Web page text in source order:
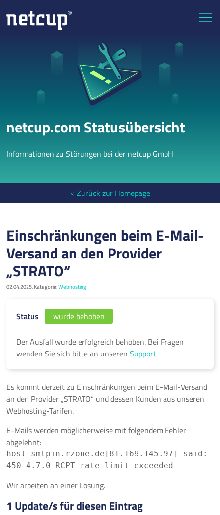
netcup.com Statusübersicht
Informationen zu Störungen bei der netcup GmbH
< Zurück zur Homepage
Einschränkungen beim E-Mail-
Versand an den Provider
„STRATO“
02.04.2025, Kategorie:Webhosting
Status wurde behoben
Der Ausfall wurde erfolgreich behoben. Bei Fragen
wenden Sie sich bitte an unseren Support
Es kommt derzeit zu Einschränkungen beim E-Mail-Versand
an den Provider „STRATO“ und dessen Kunden aus unseren
Webhosting-Tarifen.
E-Mails werden möglicherweise mit folgendem Fehler
abgelehnt:
host smtpin.rzone.de[81.169.145.97] said:
450 4.7.0 RCPT rate limit exceeded
Wir arbeiten an einer Lösung.
1 Update/s für diesen Eintrag